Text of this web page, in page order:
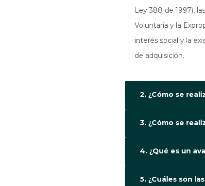
Ley 388 de 1997),
Voluntaria y la
interés social y la
de adquisición.
2. ¿Cómo se
3. ¿Cómo se
4. ¿Qué es un
5. ¿Cuáles son